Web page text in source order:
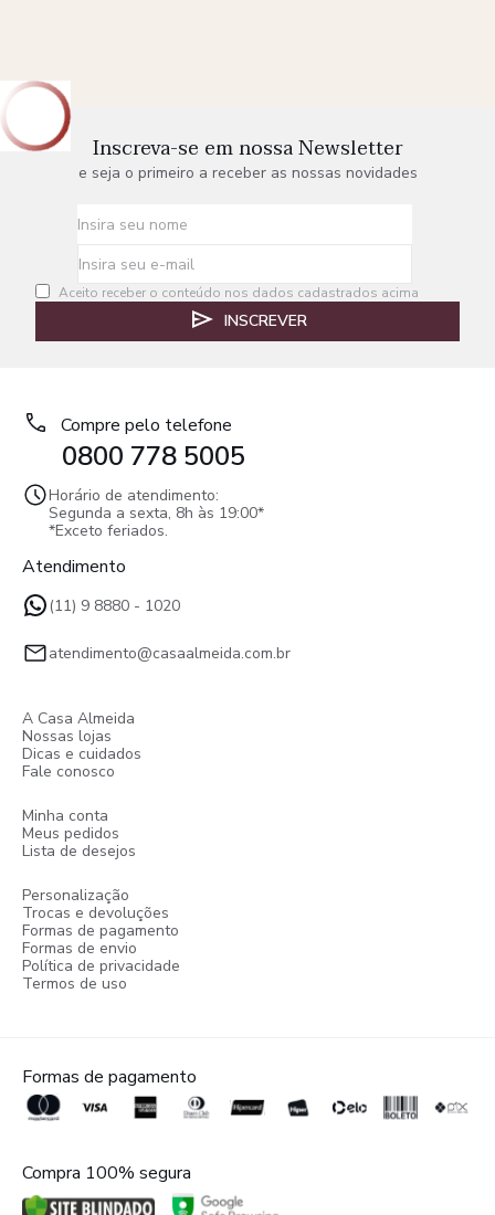
Inscreva-se em nossa Newsletter
e seja o primeiro a receber as nossas novidades
Aceito receber o conteúdo nos dados cadastrados acima
INSCREVER
Compre pelo telefone
0800 778 5005
Horário de atendimento:
Segunda a sexta, 8h às 19:00*
*Exceto feriados.
Atendimento
(11) 9 8880 - 1020
atendimento@casaalmeida.com.br
A Casa Almeida
Nossas lojas
Dicas e cuidados
Fale conosco
Minha conta
Meus pedidos
Lista de desejos
Personalização
Trocas e devoluções
Formas de pagamento
Formas de envio
Política de privacidade
Termos de uso
Formas de pagamento
Compra 100% segura